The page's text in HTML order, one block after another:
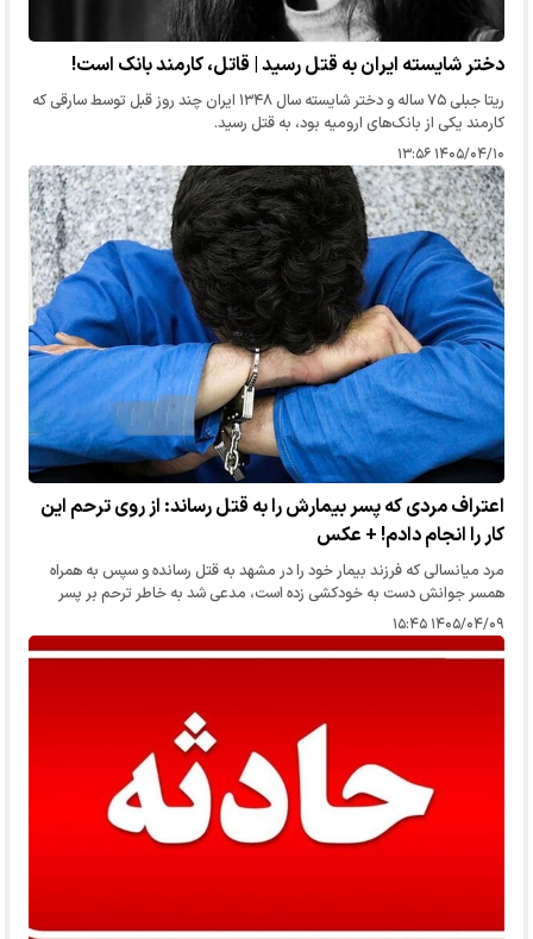
دختر شایسته ایران به قتل رسید | قاتل، کارمند بانک است!
ریتا جبلی ۷۵ ساله و دختر شایسته سال ۱۳۴۸ ایران چند روز قبل توسط سارقی که
کارمند یکی از بانک‌های ارومیه بود، به قتل رسید.
۱۴۰۵/۰۴/۱۰ ۱۳:۵۶
اعتراف مردی که پسر بیمارش را به قتل رساند: از روی ترحم این
کار را انجام دادم! + عکس
مرد میانسالی که فرزند بیمار خود را در مشهد به قتل رسانده و سپس به همراه
همسر جوانش دست به خودکشی زده است، مدعی شد به خاطر ترحم بر پسر
بیمارش او را خفه کرده است.
۱۴۰۵/۰۴/۰۹ ۱۵:۴۵